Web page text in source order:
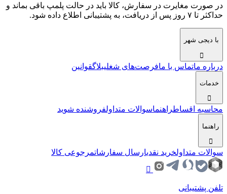
در صورت مغایرت در سفارش، کالا باید در حالت پلمپ باقی بماند و
حداکثر تا ۷ روز پس از دریافت، به پشتیبانی اطلاع داده شود.
با دیجی شهر
درباره ماتماس با مافرصت‌های شغلیبلاگقوانین
خدمات
محاسبه اقساطراهنماسوالات متداولفروشنده شوید
راهنما
سوالات متداولخرید نقدیارسال سفارشاتمرجوعی کالا
تلفن پشتیبانی